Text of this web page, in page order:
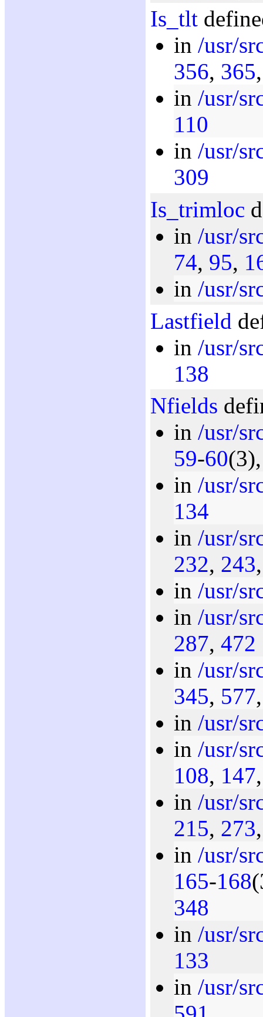
Is_tlt
in /usr/
356, 365
in /usr/
110
in /usr/
309
Is_trimloc
in /usr/
74, 95,
in /usr/
Lastfield
in /usr/
138
Nfields
in /usr/
59-60
in /usr/
134
in /usr/
232, 243
in /usr/
in /usr/
287, 472
in /usr/
345, 577
in /usr/
in /usr/
108, 147
in /usr/
215, 273
in /usr/
165-168
348
in /usr/
133
in /usr/